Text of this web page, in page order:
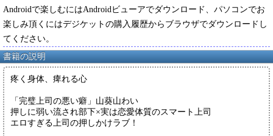
Androidで楽しむにはAndroidビューアでダウンロード、パソコンでお
楽しみ頂くにはデジケットの購入履歴からブラウザでダウンロードし
てください。
書籍の説明
疼く身体、痺れる心
「完璧上司の悪い癖」山葵山わい
押しに弱い流され部下×実は恋愛体質のスマート上司
エロすぎる上司の押しかけラブ！